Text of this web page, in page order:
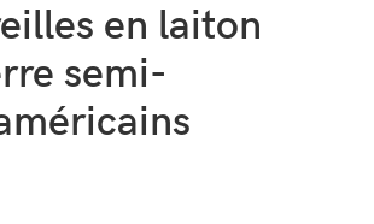
en laiton
semi-